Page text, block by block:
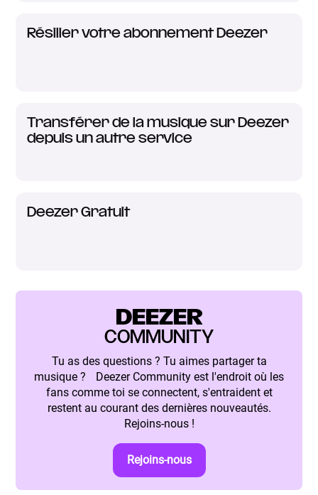
Résilier votre abonnement Deezer
Transférer de la musique sur Deezer
depuis un autre service
Deezer Gratuit
DEEZER
COMMUNITY
Tu as des questions ? Tu aimes partager ta
musique ? Deezer Community est l'endroit où les
fans comme toi se connectent, s'entraident et
restent au courant des dernières nouveautés.
Rejoins-nous !
Rejoins-nous